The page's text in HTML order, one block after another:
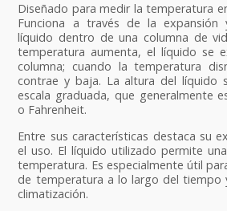
Diseñado para medir la temperatura
Funciona a través de la expansión
líquido dentro de una columna de
temperatura aumenta, el líquido se
columna; cuando la temperatura
contrae y baja. La altura del líquido
escala graduada, que generalmente
o Fahrenheit.
Entre sus características destaca su
el uso. El líquido utilizado permite
temperatura. Es especialmente útil
de temperatura a lo largo del tiempo
climatización.